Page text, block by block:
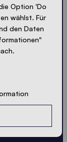
uns kurz.
Option 'Do
wählst. Für
den Daten